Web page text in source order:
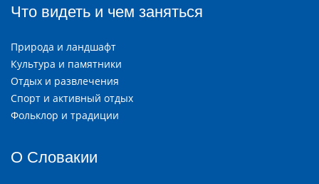
Что видеть и чем заняться
Природа и ландшафт
Культура и памятники
Отдых и развлечения
Спорт и активный отдых
Фольклор и традиции
О Словакии